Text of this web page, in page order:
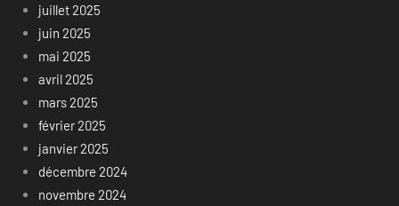
juillet 2025
juin 2025
mai 2025
avril 2025
mars 2025
février 2025
janvier 2025
décembre 2024
novembre 2024